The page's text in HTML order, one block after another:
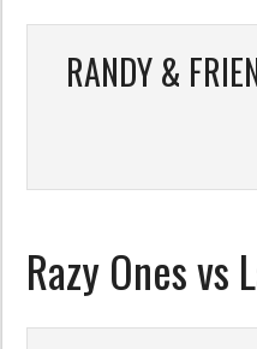
RANDY &
Razy Ones